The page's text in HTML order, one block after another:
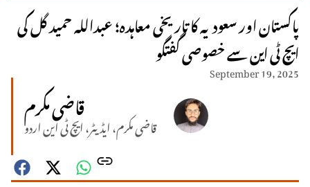
پاکستان اور سعودیہ کا تاریخی معاہدہ؛ عبداللہ حمید گل کی
ایچ ٹی این سے خصوصی گفتگو
September 19, 2025
قاضی مکرم
قاضی مکرم، ایڈیٹر، ایچ ٹی این اردو